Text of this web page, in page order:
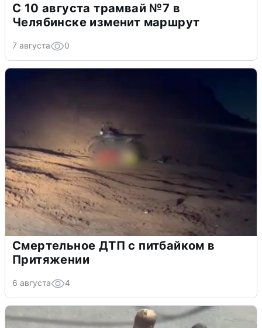
С 10 августа трамвай №7 в
Челябинске изменит маршрут
7 августа 0
Смертельное ДТП с питбайком в
Притяжении
6 августа 4